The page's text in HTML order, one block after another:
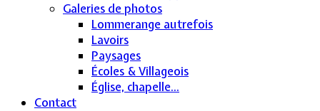
Galeries de photos
Lommerange autrefois
Lavoirs
Paysages
Écoles & Villageois
Église, chapelle...
Contact